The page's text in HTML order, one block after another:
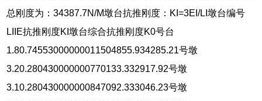
总刚度为：34387.7N/M墩台抗推刚度：KI=3EI/LI墩台编号
LIIE抗推刚度KI墩台综合抗推刚度K0号台
1.80.74553000000011504855.934285.21号墩
3.20.280430000000770133.332917.92号墩
3.10.280430000000847092.333046.23号墩